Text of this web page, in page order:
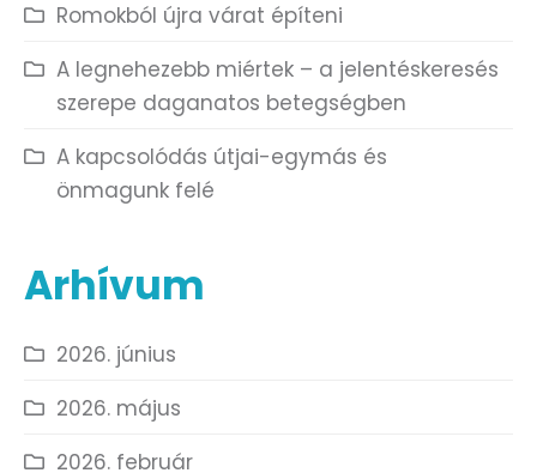
Romokból újra várat építeni
A legnehezebb miértek – a jelentéskeresés
szerepe daganatos betegségben
A kapcsolódás útjai-egymás és
önmagunk felé
Arhívum
2026. június
2026. május
2026. február